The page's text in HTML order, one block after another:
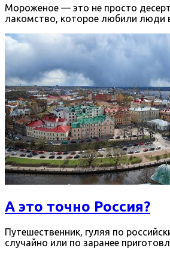
Мороженое — это не просто
лакомство, которое любили люди
А это точно Россия?
Путешественник, гуляя по
случайно или по заранее